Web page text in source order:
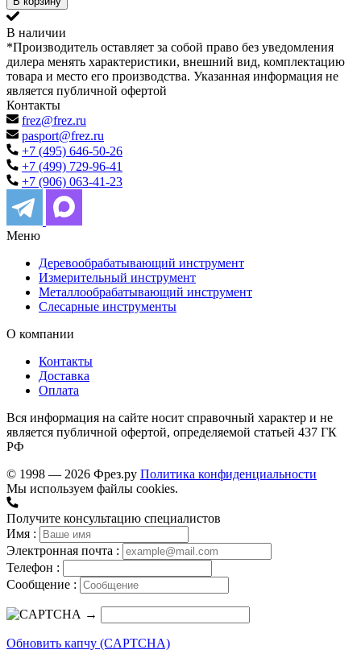
В наличии
*Производитель оставляет за собой право без уведомления
дилера менять характеристики, внешний вид, комплектацию
товара и место его производства. Указанная информация не
является публичной офертой
Контакты
frez@frez.ru
pasport@frez.ru
+7 (495) 646-50-26
+7 (499) 729-96-41
+7 (906) 063-41-23
Меню
Деревообрабатывающий инструмент
Измерительный инструмент
Металлообрабатывающий инструмент
Слесарные инструменты
О компании
Контакты
Доставка
Оплата
Вся информация на сайте носит справочный характер и не
является публичной офертой, определяемой статьей 437 ГК
РФ
© 1998 — 2026 Фрез.ру Политика конфиденциальности
Мы используем файлы cookies.
Получите консультацию специалистов
Имя :
Электронная почта :
Телефон :
Сообщение :
→
Обновить капчу (CAPTCHA)